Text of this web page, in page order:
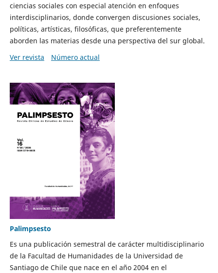
ciencias sociales con especial atención en enfoques
interdisciplinarios, donde convergen discusiones sociales,
políticas, artísticas, filosóficas, que preferentemente
aborden las materias desde una perspectiva del sur global.
Ver revista
Número actual
Palimpsesto
Es una publicación semestral de carácter multidisciplinario
de la Facultad de Humanidades de la Universidad de
Santiago de Chile que nace en el año 2004 en el